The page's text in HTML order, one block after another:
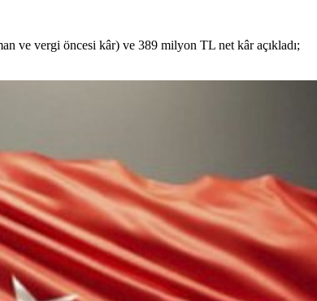
ve vergi öncesi kâr) ve 389 milyon TL net kâr açıkladı;